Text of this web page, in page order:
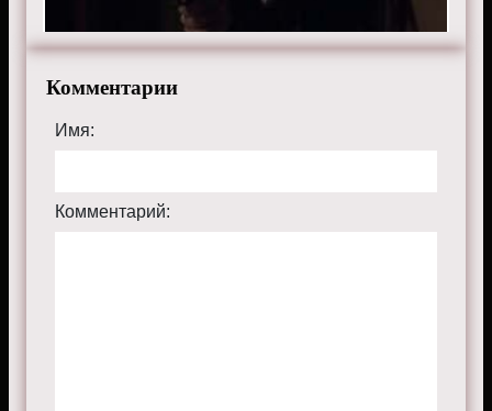
Комментарии
Имя:
Комментарий: